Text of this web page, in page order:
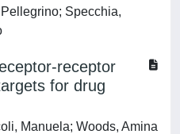
Specchia,
receptor
for drug
Manuela; Woods, Amina